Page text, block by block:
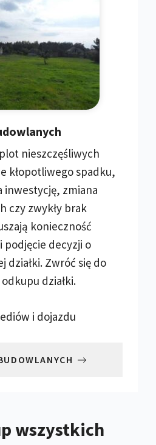
nieszczęśliwych
kłopotliwego spadku,
inwestycję, zmiana
czy zwykły brak
konieczność
podjęcie decyzji o
działki. Zwróć się do
działki.
i dojazdu
wszystkich